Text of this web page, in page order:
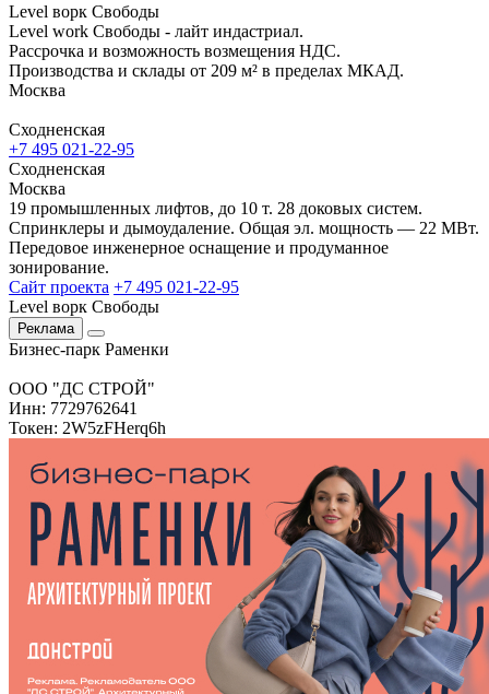
Level ворк Свободы
Level work Свободы - лайт индастриал.
Рассрочка и возможность возмещения НДС.
Производства и склады от 209 м² в пределах МКАД.
Москва
Сходненская
+7 495 021-22-95
Сходненская
Москва
19 промышленных лифтов, до 10 т. 28 доковых систем.
Спринклеры и дымоудаление. Общая эл. мощность — 22 МВт.
Передовое инженерное оснащение и продуманное
зонирование.
Сайт проекта +7 495 021-22-95
Level ворк Свободы
Реклама
Бизнес-парк Раменки
ООО "ДС СТРОЙ"
Инн: 7729762641
Токен: 2W5zFHerq6h